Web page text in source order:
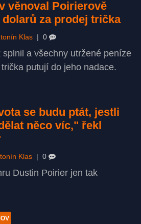
věnoval Poirierově
za prodej trička
Klas | 0
a všechny utržené peníze
putují do jeho nadace.
se budu ptát, jestli
něco víc," řekl
Klas | 0
Dustin Poirier jen tak